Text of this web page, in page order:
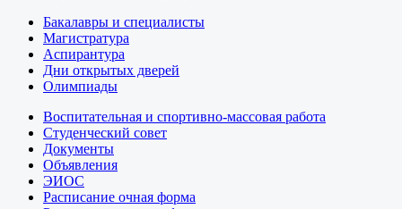
Бакалавры и специалисты
Магистратура
Аспирантура
Дни открытых дверей
Олимпиады
Воспитательная и спортивно-массовая работа
Студенческий совет
Документы
Объявления
ЭИОС
Расписание очная форма